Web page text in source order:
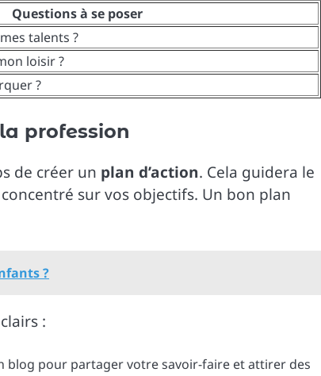
Questions à se poser
talents ?
loisir ?
?
profession
de créer un plan d’action. Cela guidera le
sur vos objectifs. Un bon plan
?
:
blog pour partager votre savoir-faire et attirer des